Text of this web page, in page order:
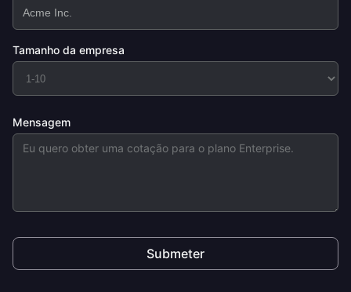
Tamanho da empresa
Mensagem
Submeter